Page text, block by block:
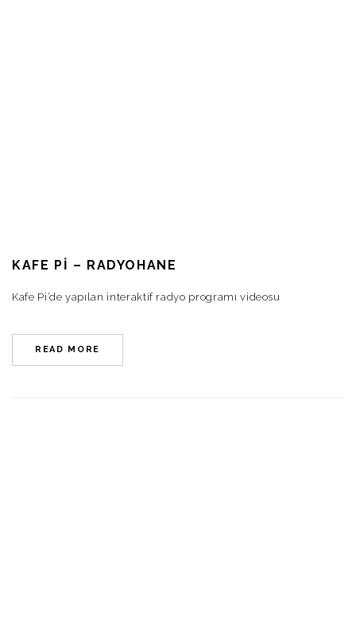
KAFE PI – RADYOHANE
Kafe Pi’de yapılan interaktif radyo programı videosu
READ MORE